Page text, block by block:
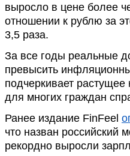
выросло в цене более
отношении к рублю за
3,5 раза.
За все годы реальные
превысить
подчеркивает
для многих граждан
Ранее издание FinFeel
что назван российский
рекордно выросли